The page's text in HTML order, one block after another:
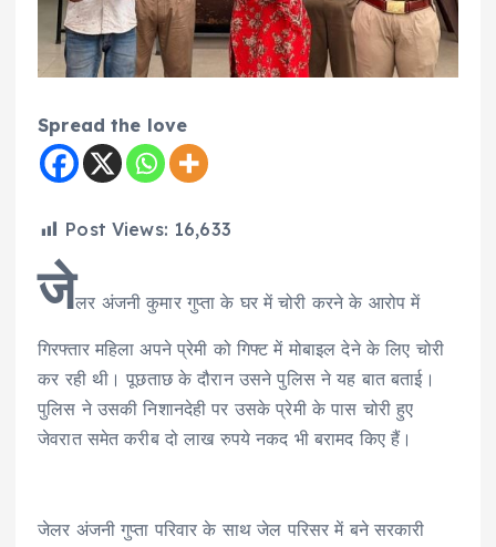
Spread the love
Post Views: 16,633
जेलर अंजनी कुमार गुप्ता के घर में चोरी करने के आरोप में
गिरफ्तार महिला अपने प्रेमी को गिफ्ट में मोबाइल देने के लिए चोरी
कर रही थी। पूछताछ के दौरान उसने पुलिस ने यह बात बताई।
पुलिस ने उसकी निशानदेही पर उसके प्रेमी के पास चोरी हुए
जेवरात समेत करीब दो लाख रुपये नकद भी बरामद किए हैं।
जेलर अंजनी गुप्ता परिवार के साथ जेल परिसर में बने सरकारी